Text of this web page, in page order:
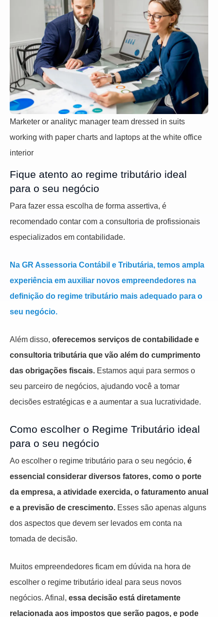
Marketer or analityc manager team dressed in suits
working with paper charts and laptops at the white office
interior
Fique atento ao regime tributário ideal
para o seu negócio
Para fazer essa escolha de forma assertiva, é
recomendado contar com a consultoria de profissionais
especializados em contabilidade.
Na GR Assessoria Contábil e Tributária, temos ampla
experiência em auxiliar novos empreendedores na
definição do regime tributário mais adequado para o
seu negócio.
Além disso, oferecemos serviços de contabilidade e
consultoria tributária que vão além do cumprimento
das obrigações fiscais. Estamos aqui para sermos o
seu parceiro de negócios, ajudando você a tomar
decisões estratégicas e a aumentar a sua lucratividade.
Como escolher o Regime Tributário ideal
para o seu negócio
Ao escolher o regime tributário para o seu negócio, é
essencial considerar diversos fatores, como o porte
da empresa, a atividade exercida, o faturamento anual
e a previsão de crescimento. Esses são apenas alguns
dos aspectos que devem ser levados em conta na
tomada de decisão.
Muitos empreendedores ficam em dúvida na hora de
escolher o regime tributário ideal para seus novos
negócios. Afinal, essa decisão está diretamente
relacionada aos impostos que serão pagos, e pode